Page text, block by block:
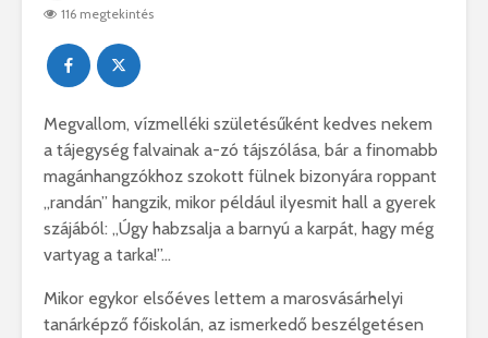
116 megtekintés
Megvallom, vízmelléki születésűként kedves nekem
a tájegység falvainak a-zó tájszólása, bár a finomabb
magánhangzókhoz szokott fülnek bizonyára roppant
„randán” hangzik, mikor például ilyesmit hall a gyerek
szájából: „Úgy habzsalja a barnyú a karpát, hagy még
vartyag a tarka!”…
Mikor egykor elsőéves lettem a marosvásárhelyi
tanárképző főiskolán, az ismerkedő beszélgetésen